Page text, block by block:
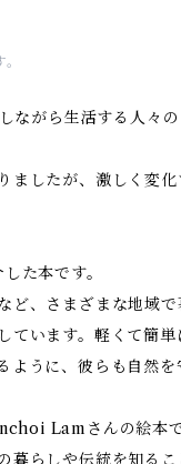
がら生活する人々の
ましたが、激しく変
た本です。
、さまざまな地域で
ています。軽くて簡
うに、彼らも自然を
Lamさんの絵本で
らしや伝統を知るこ